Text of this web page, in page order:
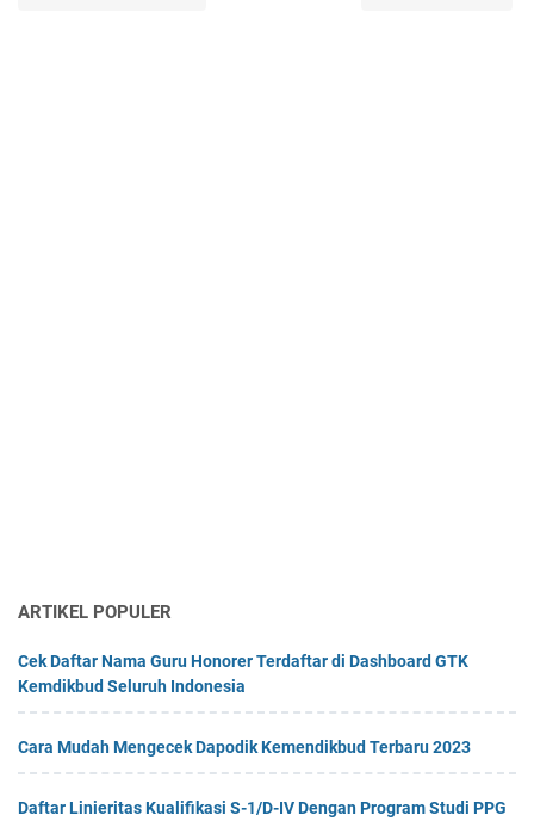
ARTIKEL POPULER
Cek Daftar Nama Guru Honorer Terdaftar di Dashboard GTK
Kemdikbud Seluruh Indonesia
Cara Mudah Mengecek Dapodik Kemendikbud Terbaru 2023
Daftar Linieritas Kualifikasi S-1/D-IV Dengan Program Studi PPG